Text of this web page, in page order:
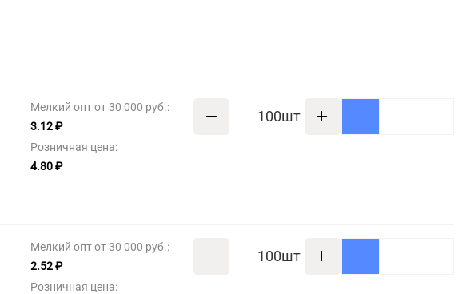
Мелкий опт от 30 000 руб.:
3.12 ₽
Розничная цена:
4.80 ₽
шт
Мелкий опт от 30 000 руб.:
2.52 ₽
Розничная цена:
шт